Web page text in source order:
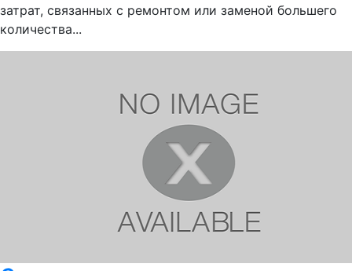
затрат, связанных с ремонтом или заменой большего
количества...